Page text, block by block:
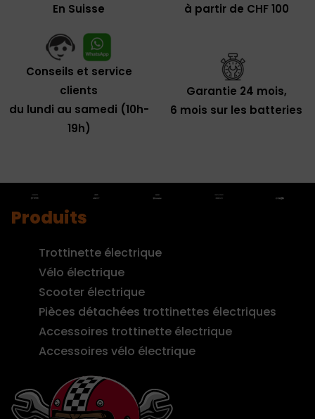
En Suisse
à partir de CHF 100
Conseils et service
clients
du lundi au samedi (10h-
19h)
Garantie 24 mois,
6 mois sur les batteries
Produits
Trottinette électrique
Vélo électrique
Scooter électrique
Pièces détachées trottinettes électriques
Accessoires trottinette électrique
Accessoires vélo électrique